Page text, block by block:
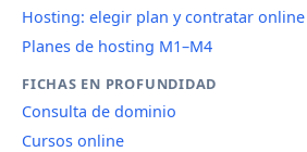
Hosting: elegir plan y contratar online
Planes de hosting M1–M4
FICHAS EN PROFUNDIDAD
Consulta de dominio
Cursos online